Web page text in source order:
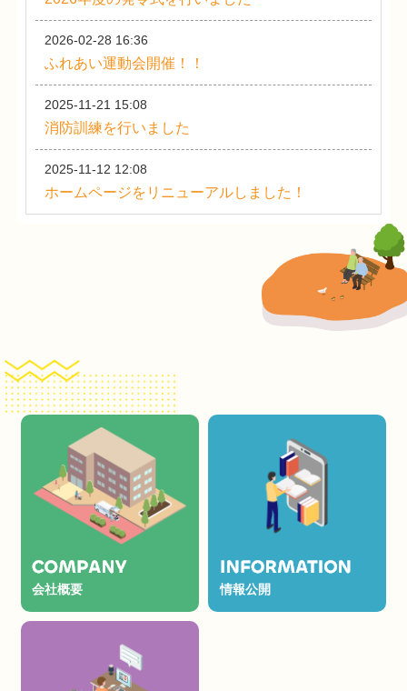
2026-02-28 16:36
ふれあい運動会開催！！
2025-11-21 15:08
消防訓練を行いました
2025-11-12 12:08
ホームページをリニューアルしました！
会社概要 情報公開